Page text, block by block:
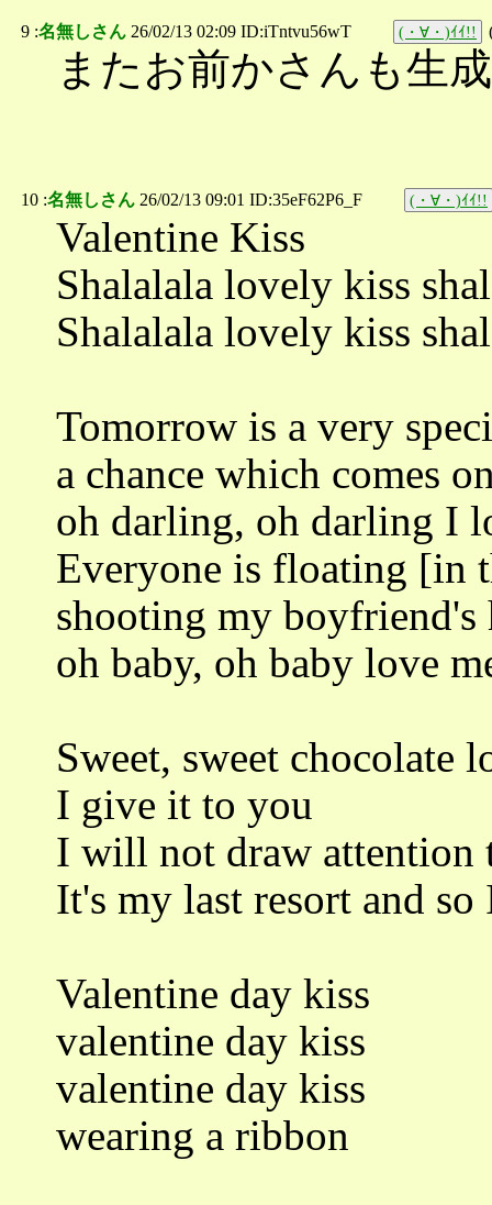
9 :名無しさん 26/02/13 02:09 ID:iTntvu56wT (・∀・)ｲｲ!!
またお前かさんも生
10 :名無しさん 26/02/13 09:01 ID:35eF62P6_F (・∀・)ｲｲ!!
Valentine Kiss
Shalalala lovely kiss
Shalalala lovely kiss
Tomorrow is a very
a chance which comes
oh darling, oh darling I
Everyone is floating [in
shooting my boyfriend's
oh baby, oh baby love
Sweet, sweet chocolate
I give it to you
I will not draw attention
It's my last resort and so
Valentine day kiss
valentine day kiss
valentine day kiss
wearing a ribbon